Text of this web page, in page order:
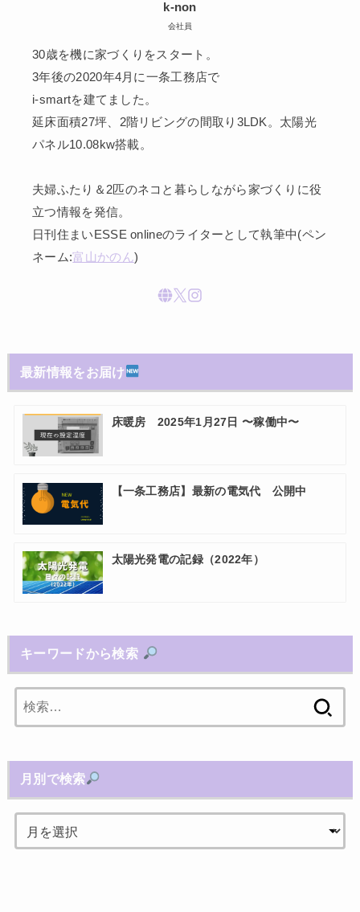
k-non
会社員
30歳を機に家づくりをスタート。
3年後の2020年4月に一条工務店で
i-smartを建てました。
延床面積27坪、2階リビングの間取り3LDK。太陽光
パネル10.08kw搭載。
夫婦ふたり＆2匹のネコと暮らしながら家づくりに役
立つ情報を発信。
日刊住まいESSE onlineのライターとして執筆中(ペン
ネーム:富山かのん)
最新情報をお届け
床暖房 2025年1月27日 〜稼働中〜
【一条工務店】最新の電気代 公開中
太陽光発電の記録（2022年）
キーワードから検索
索:
月別で検索